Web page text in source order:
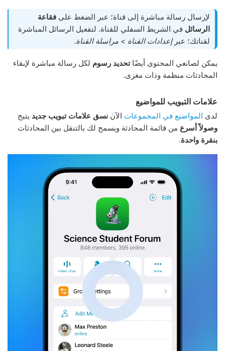
لإرسال رسالة مباشرة إلى قناة؛ عبر الضغط على فقاعة
الرسائل في الشريط السفلي للقناة. لتفعيل الرسائل المباشرة
لقناتك؛ عبرإعدادات القناة > مراسلة القناة.
يمكن لصانعي المحتوى أيضًاتحديد رسوم لكل رسالة مباشرة لإبقاء
المحادثات منظمة وذات مغزى.
علامات التبويب للمواضيع
لدى المواضيع في المجموعات الآن نسق علامات تبويب جديد يتيح
وصولاً أسرع من قائمة المحادثة ويسمح لك بالتنقل بين المحادثات
بنقرة واحدة.